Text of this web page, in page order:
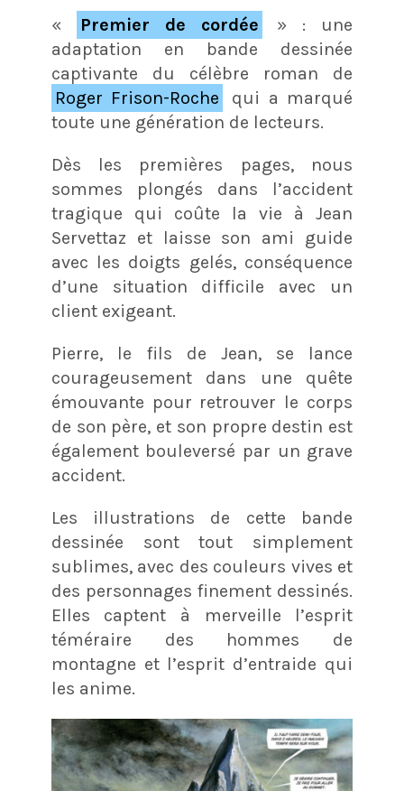
« Premier de cordée
» : une
adaptation en bande dessinée
captivante du célèbre roman de
Roger Frison-Roche
qui a marqué
toute une génération de lecteurs.
Dès les premières pages, nous
sommes plongés dans l’accident
tragique qui coûte la vie à Jean
Servettaz et laisse son ami guide
avec les doigts gelés, conséquence
d’une situation difficile avec un
client exigeant.
Pierre, le fils de Jean, se lance
courageusement dans une quête
émouvante pour retrouver le corps
de son père, et son propre destin est
également bouleversé par un grave
accident.
Les illustrations de cette bande
dessinée sont tout simplement
sublimes, avec des couleurs vives et
des personnages finement dessinés.
Elles captent à merveille l’esprit
téméraire des hommes de
montagne et l’esprit d’entraide qui
les anime.